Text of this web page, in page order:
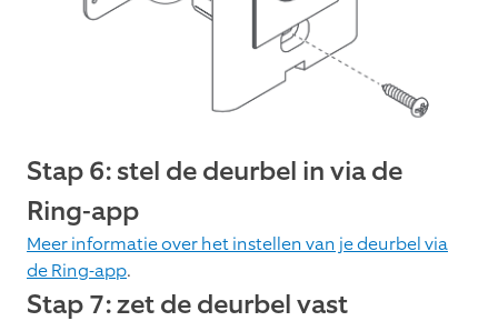
Stap 6: stel de deurbel in via de
Ring-app
Meer informatie over het instellen van je deurbel via
de Ring-app.
Stap 7: zet de deurbel vast